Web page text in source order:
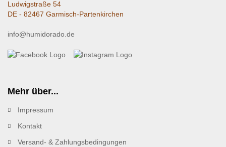
Ludwigstraße 54
DE - 82467 Garmisch-Partenkirchen
info@humidorado.de
Mehr über...
Impressum
Kontakt
Versand- & Zahlungsbedingungen